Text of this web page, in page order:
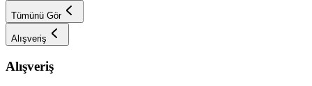
Tümünü Gör
Alışveriş
Alışveriş